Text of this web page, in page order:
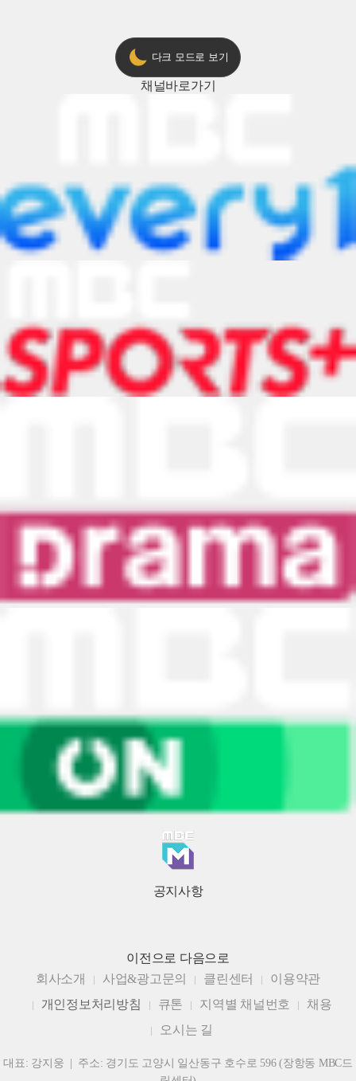
다크 모드로 보기
채널바로가기
공지사항
이전으로 다음으로
회사소개
사업&광고문의 클린센터
이용약관
개인정보처리방침
큐톤 지역별 채널번호
채용
오시는 길
대표: 강지웅 | 주소: 경기도 고양시 일산동구 호수로 596 (장항동 MBC드